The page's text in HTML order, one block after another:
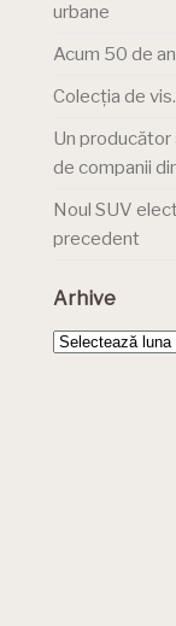
urbane
Acum 50 de
Colecția de
Un producător
de companii
Noul SUV
precedent
Arhive
Arhive